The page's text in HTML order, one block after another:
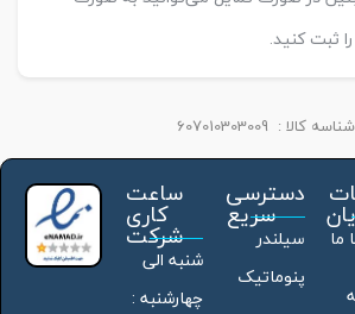
ثبت کنید.
شناسه کالا : 607010303009
ما
دسترسی
سریع
سیلندر
پنوماتیک
ساعت
کاری
شرکت
شنبه الی
چهارشنبه :